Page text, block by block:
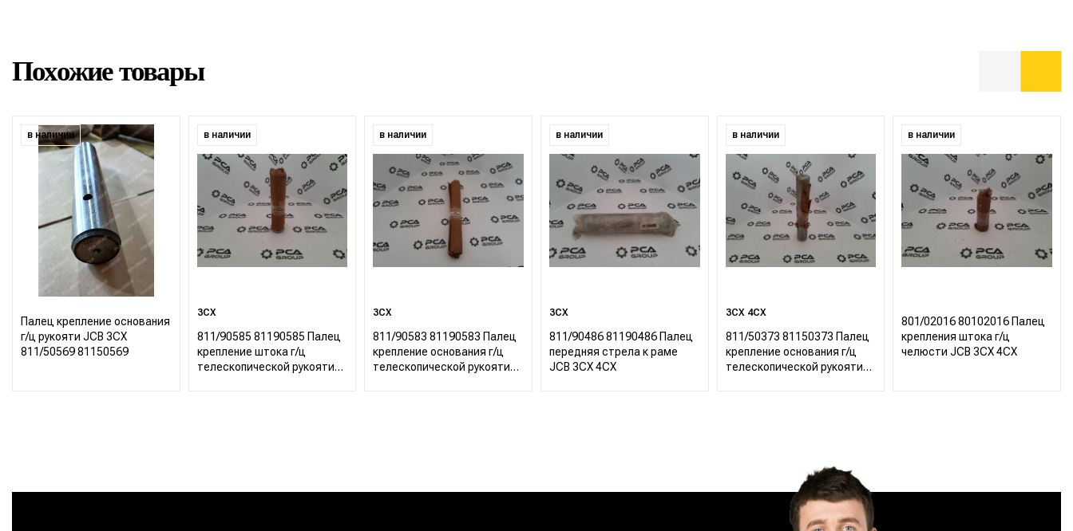
Похожие товары
в наличии
Палец крепление основания
г/ц рукояти JCB 3CX
811/50569 81150569
в наличии
3CX
811/90585 81190585 Палец
крепление штока г/ц
телескопической рукояти
в наличии
3CX
811/90583 81190583 Палец
крепление основания г/ц
телескопической рукояти
в наличии
3CX
811/90486 81190486 Палец
передняя стрела к раме
JCB 3CX 4CX
в наличии
3CX 4CX
811/50373 81150373 Палец
крепление основания г/ц
телескопической рукояти
в наличии
801/02016 80102016 Палец
крепления штока г/ц
челюсти JCB 3CX 4CX